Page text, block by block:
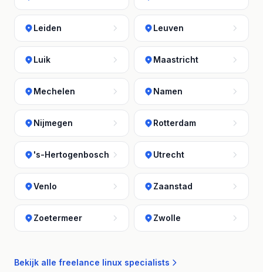
Leiden Leuven
Luik Maastricht
Mechelen Namen
Nijmegen Rotterdam
's-Hertogenbosch Utrecht
Venlo Zaanstad
Zoetermeer Zwolle
Bekijk alle freelance linux specialists